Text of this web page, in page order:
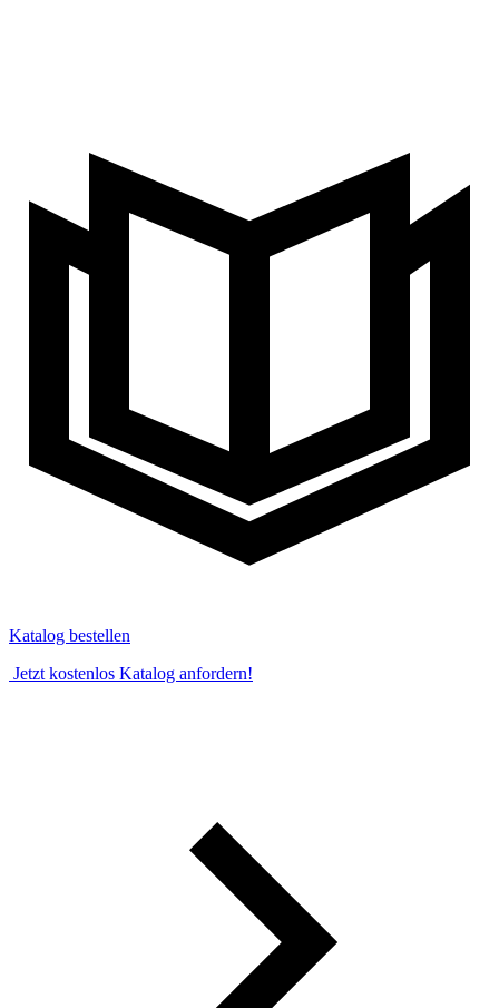
Katalog bestellen
Jetzt kostenlos Katalog anfordern!